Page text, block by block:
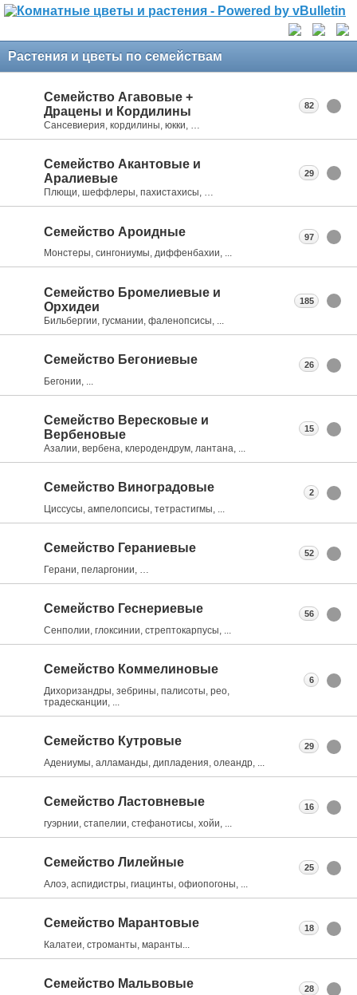
Растения и цветы по семействам
Семейство Агавовые +
Драцены и Кордилины
Сансевиерия, кордилины, юкки, …
82
Семейство Акантовые и
Аралиевые
Плющи, шеффлеры, пахистахисы, …
29
Семейство Ароидные
Монстеры, сингониумы, диффенбахии, ...
97
Семейство Бромелиевые и
Орхидеи
Бильбергии, гусмании, фаленопсисы, ...
185
Семейство Бегониевые
Бегонии, ...
26
Семейство Вересковые и
Вербеновые
Азалии, вербена, клеродендрум, лантана, ...
15
Семейство Виноградовые
Циссусы, ампелопсисы, тетрастигмы, ...
2
Семейство Гераниевые
Герани, пеларгонии, …
52
Семейство Геснериевые
Сенполии, глоксинии, стрептокарпусы, ...
56
Семейство Коммелиновые
Дихоризандры, зебрины, палисоты, рео,
традесканции, ...
6
Семейство Кутровые
Адениумы, алламанды, дипладения, олеандр, ...
29
Семейство Ластовневые
гуэрнии, стапелии, стефанотисы, хойи, ...
16
Семейство Лилейные
Алоэ, аспидистры, гиацинты, офиопогоны, ...
25
Семейство Марантовые
Калатеи, строманты, маранты...
18
Семейство Мальвовые 28